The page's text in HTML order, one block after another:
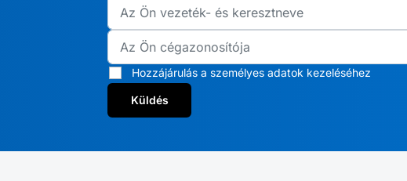
Hozzájárulás a személyes adatok kezeléséhez
Küldés